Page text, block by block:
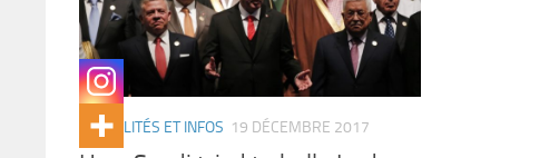
ACTUALITÉS ET INFOS 19 DÉCEMBRE 2017